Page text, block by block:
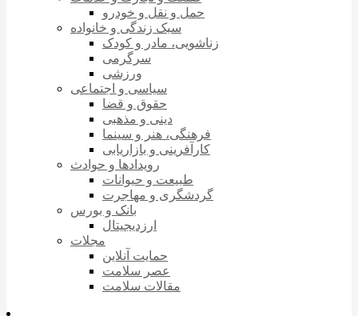
حمل و نقل و خودرو
سبک زندگی و خانواده
زناشویی، مادر و کودک
سرگرمی
ورزشی
سیاسی و اجتماعی
حقوق و قضا
دینی و مذهبی
فرهنگی، هنر و سینما
کارآفرینی و بازاریابی
رویدادها و حوادث
طبیعت و حیوانات
گردشگری و مهاجرت
بانک و بورس
ارزدیجیتال
مجلات
حمایت آنلاین
عصر سلامت
مقالات سلامت